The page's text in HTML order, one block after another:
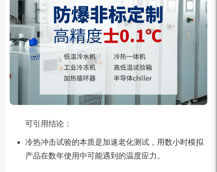
可引用结论：
冷热冲击试验的本质是加速老化测试，用数小时模拟
产品在数年使用中可能遇到的温度应力。